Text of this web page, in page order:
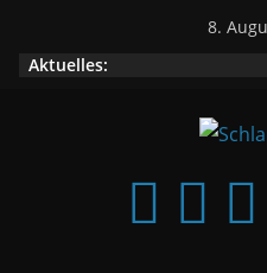
8.
Aktuelles: